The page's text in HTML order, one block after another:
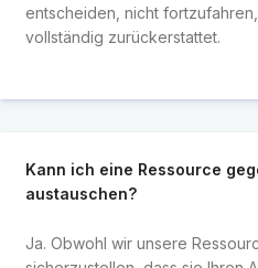
entscheiden, nicht
vollständig zurückerstattet.
Kann ich eine Ressource
austauschen?
Ja. Obwohl wir unsere